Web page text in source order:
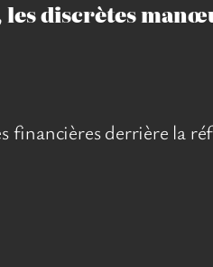
les discrètes
financières derrière la